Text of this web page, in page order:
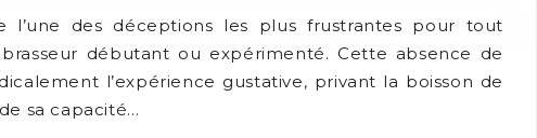
l’une des déceptions les plus frustrantes pour tout
débutant ou expérimenté. Cette absence de
l’expérience gustative, privant la boisson de
sa capacité…